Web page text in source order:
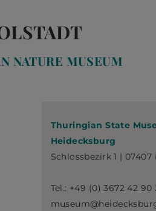
NATURE MUSEUM
Thuringian State
Heidecksburg
Schlossbezirk 1 |
Tel.: +49 (0) 3672 42 90